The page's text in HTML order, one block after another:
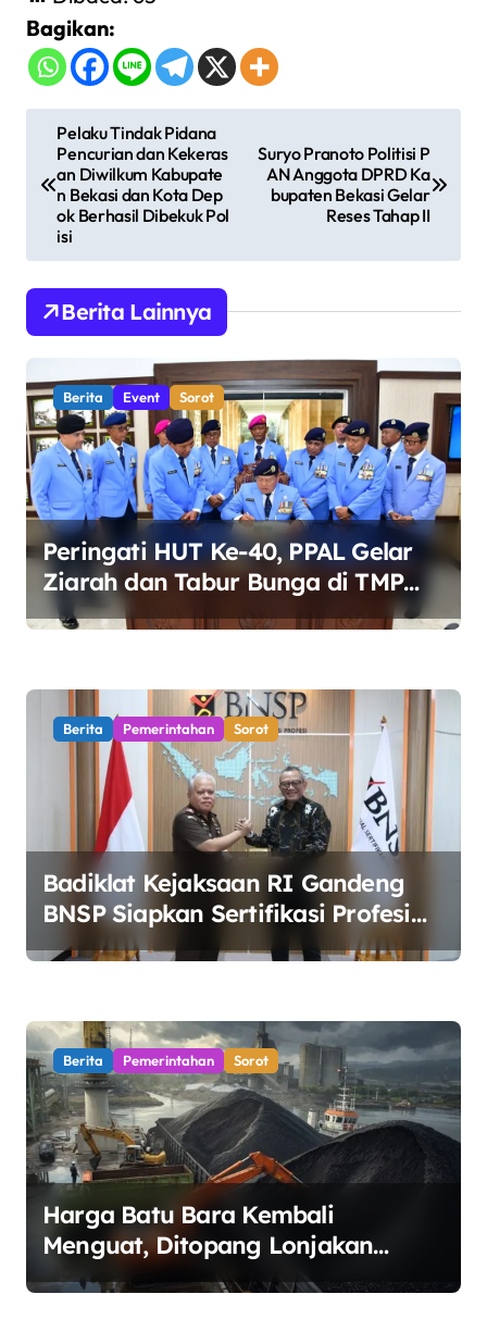
Bagikan:
g
a
s
i
p
o
s
Pelaku Tindak Pidana
Pencurian dan Kekeras
an Diwilkum Kabupate
n Bekasi dan Kota Dep
ok Berhasil Dibekuk Pol
isi
Suryo Pranoto Politisi P
AN Anggota DPRD Ka
bupaten Bekasi Gelar
Reses Tahap II
Berita Lainnya
Berita Event Sorot
Peringati HUT Ke-40, PPAL Gelar
Ziarah dan Tabur Bunga di TMP
Kalibata
Berita Pemerintahan Sorot
Badiklat Kejaksaan RI Gandeng
BNSP Siapkan Sertifikasi Profesi
Jaksa
Berita Pemerintahan Sorot
Harga Batu Bara Kembali
Menguat, Ditopang Lonjakan
Harga Minyak dan Pasokan Ketat